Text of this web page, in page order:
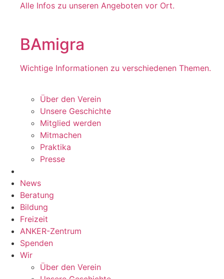
Alle Infos zu unseren Angeboten vor Ort.
BAmigra
Wichtige Informationen zu verschiedenen Themen.
Über den Verein
Unsere Geschichte
Mitglied werden
Mitmachen
Praktika
Presse
News
Beratung
Bildung
Freizeit
ANKER-Zentrum
Spenden
Wir
Über den Verein